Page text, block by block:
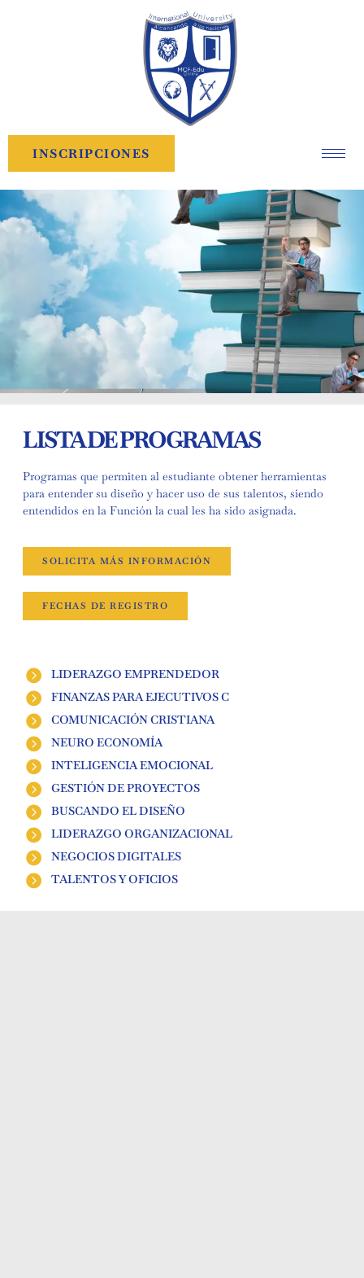
INSCRIPCIONES
LISTA DE PROGRAMAS
Programas que permiten al estudiante obtener herramientas
para entender su diseño y hacer uso de sus talentos, siendo
entendidos en la Función la cual les ha sido asignada.
SOLICITA MÁS INFORMACIÓN
FECHAS DE REGISTRO
LIDERAZGO EMPRENDEDOR
FINANZAS PARA EJECUTIVOS C
COMUNICACIÓN CRISTIANA
NEURO ECONOMÍA
INTELIGENCIA EMOCIONAL
GESTIÓN DE PROYECTOS
BUSCANDO EL DISEÑO
LIDERAZGO ORGANIZACIONAL
NEGOCIOS DIGITALES
TALENTOS Y OFICIOS